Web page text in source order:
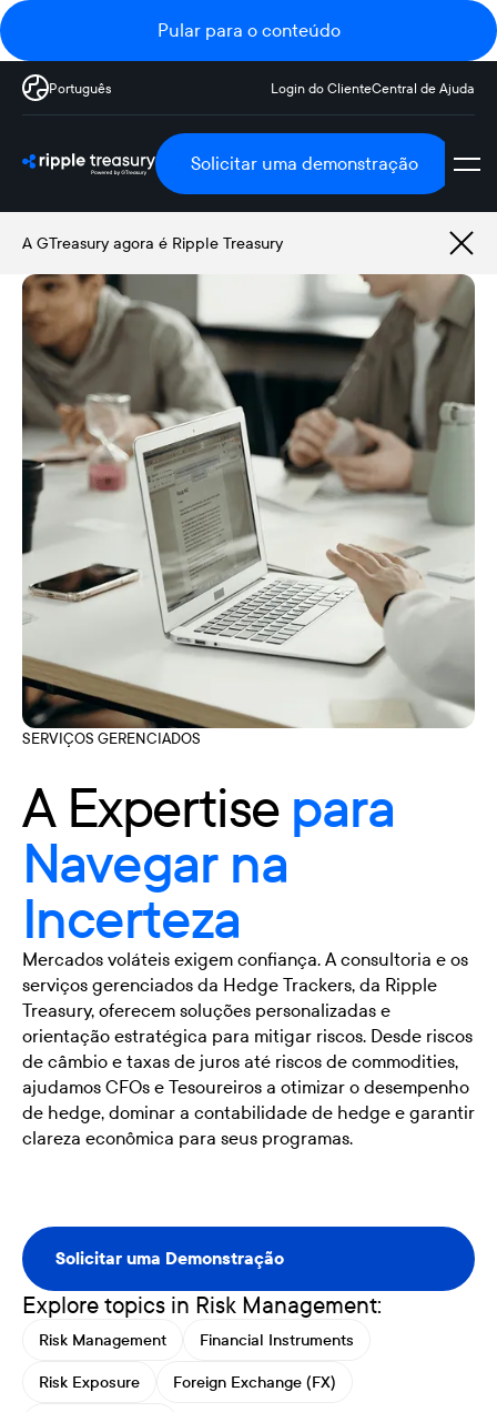
Pular para o conteúdo
Português Login do ClienteCentral de Ajuda
Solicitar uma demonstração
A GTreasury agora é Ripple Treasury
SERVIÇOS GERENCIADOS
A Expertise para
Navegar na
Incerteza
Mercados voláteis exigem confiança. A consultoria e os
serviços gerenciados da Hedge Trackers, da Ripple
Treasury, oferecem soluções personalizadas e
orientação estratégica para mitigar riscos. Desde riscos
de câmbio e taxas de juros até riscos de commodities,
ajudamos CFOs e Tesoureiros a otimizar o desempenho
de hedge, dominar a contabilidade de hedge e garantir
clareza econômica para seus programas.
Solicitar uma Demonstração
Solicitar uma Demonstração
Explore topics in Risk Management:
Risk Management Financial Instruments
Risk Exposure Foreign Exchange (FX)